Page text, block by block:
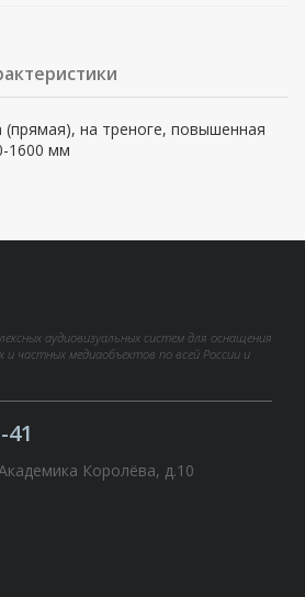
на треноге, повышенная
1600 мм
аудиовизуальных систем для оснащения
и частных медиаобъектов по всей России и
41
Королёва, д.10